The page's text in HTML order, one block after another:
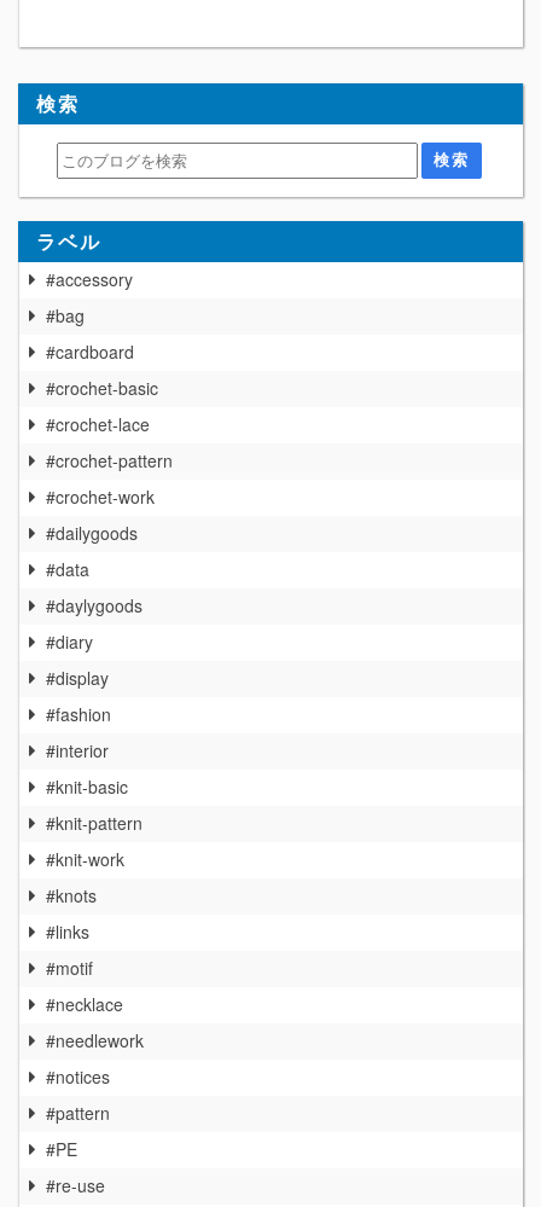
検索
ラベル
#accessory
#bag
#cardboard
#crochet-basic
#crochet-lace
#crochet-pattern
#crochet-work
#dailygoods
#data
#daylygoods
#diary
#display
#fashion
#interior
#knit-basic
#knit-pattern
#knit-work
#knots
#links
#motif
#necklace
#needlework
#notices
#pattern
#PE
#re-use